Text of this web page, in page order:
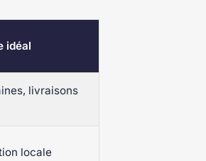
idéal
livraisons
locale